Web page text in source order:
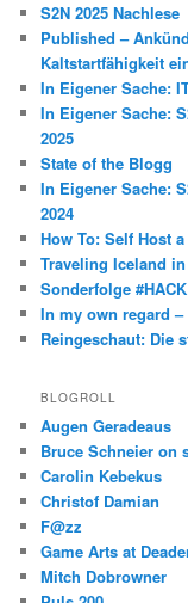
S2N 2025 Nachlese
Published –
Kaltstartfähigkeit
In Eigener Sache:
In Eigener Sache:
2025
State of the Blogg
In Eigener Sache:
2024
How To: Self Host
Traveling Iceland
Sonderfolge
In my own regard –
Reingeschaut: Die
BLOGROLL
Augen Geradeaus
Bruce Schneier on
Carolin Kebekus
Christof Damian
F@zz
Game Arts at
Mitch Dobrowner